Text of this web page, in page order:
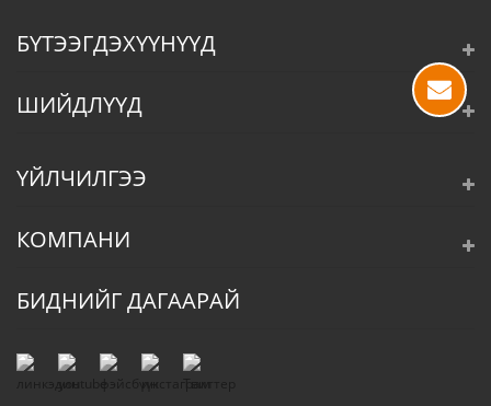
БҮТЭЭГДЭХҮҮНҮҮД
ШИЙДЛҮҮД
ҮЙЛЧИЛГЭЭ
КОМПАНИ
БИДНИЙГ ДАГААРАЙ